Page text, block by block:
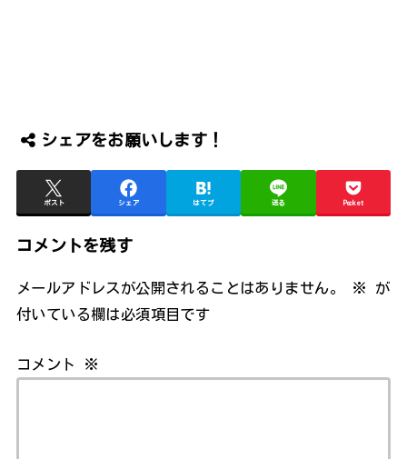
シェアをお願いします！
ポスト シェア はてブ 送る Pocket
コメントを残す
メールアドレスが公開されることはありません。 ※
が
付いている欄は必須項目です
コメント ※